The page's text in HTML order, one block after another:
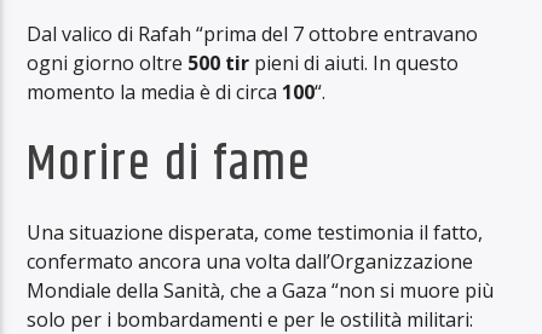
Dal valico di Rafah “prima del 7 ottobre entravano
ogni giorno oltre 500 tir pieni di aiuti. In questo
momento la media è di circa 100“.
Morire di fame
Una situazione disperata, come testimonia il fatto,
confermato ancora una volta dall’Organizzazione
Mondiale della Sanità, che a Gaza “non si muore più
solo per i bombardamenti e per le ostilità militari: